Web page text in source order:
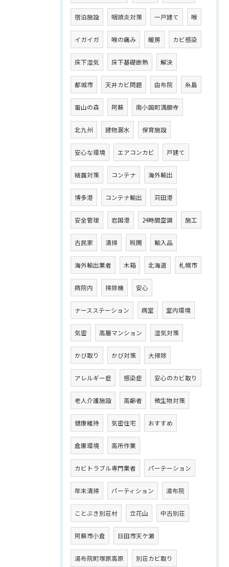
宿泊施設 咽頭炎対策 一戸建て 喉
イガイガ 喉の痛み 暖房 カビ感染
床下湿気 床下基礎断熱 解決
都城市 天井カビ問題 由布院 糸島
雷山の森 阿蘇 南小国町満願寺
北九州 建物漏水 保育施設
安心な環境 エアコンカビ 戸建て
結露対策 コンテナ 海外輸出
博多港 コンテナ輸出 苅田港
安全管理 岩国港 24時間空調 施工
古民家 清掃 税関 輸入品
海外輸出業者 木箱 北海道 札幌市
病院内 掃除機 安心
ナースステーション 病室 室内環境
気密 高層マンション 湿気対策
かび取り かび対策 大掃除
アレルギー症 感染症 安心のカビ取り
老人介護施設 高齢者 微生物対策
健康維持 気密住宅 おすすめ
倉庫環境 高所作業
カビトラブル専門業者 パーテーション
年末清掃 パーティション 湯布院
ことぶき別荘村 立花山 中古別荘
阿蘇市小倉 日田市天ケ瀬
湯布院町塚原高原 別荘カビ取り